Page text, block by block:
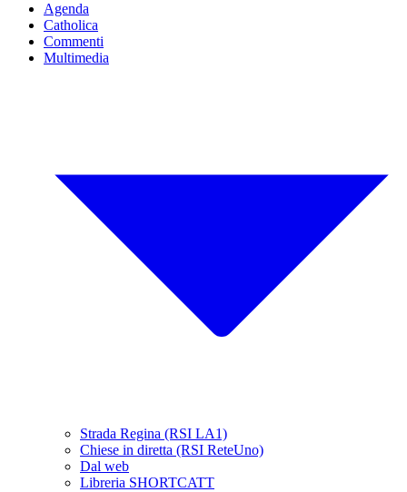
Agenda
Catholica
Commenti
Multimedia
Strada Regina (RSI LA1)
Chiese in diretta (RSI ReteUno)
Dal web
Libreria SHORTCATT